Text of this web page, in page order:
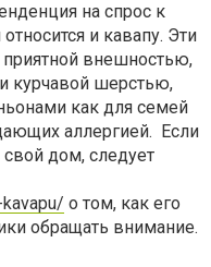
на спрос к
и кавапу. Эти
внешностью,
курчавой шерстью,
как для семей
аллергией. Если
дом, следует
о том, как его
обращать внимание.